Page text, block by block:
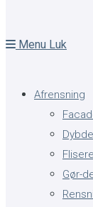
Menu Luk
Afrensning
Gør-